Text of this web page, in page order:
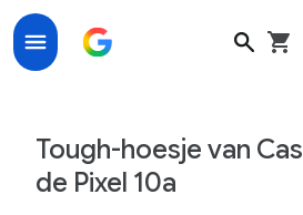
Tough-hoesje van
de Pixel 10a